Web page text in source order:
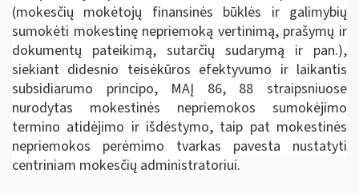
(mokesčių mokėtojų finansinės būklės ir galimybių
sumokėti mokestinę nepriemoką vertinimą, prašymų ir
dokumentų pateikimą, sutarčių sudarymą ir pan.),
siekiant didesnio teisėkūros efektyvumo ir laikantis
subsidiarumo principo, MAĮ 86, 88 straipsniuose
nurodytas mokestinės nepriemokos sumokėjimo
termino atidėjimo ir išdėstymo, taip pat mokestinės
nepriemokos perėmimo tvarkas pavesta nustatyti
centriniam mokesčių administratoriui.